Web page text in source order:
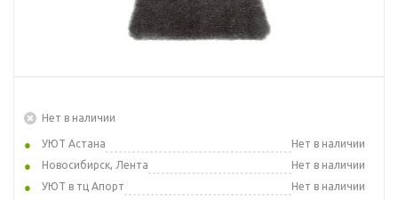
Нет в наличии
УЮТ Астана
Нет в наличии
Новосибирск, Лента
Нет в наличии
УЮТ в тц Апорт
Нет в наличии